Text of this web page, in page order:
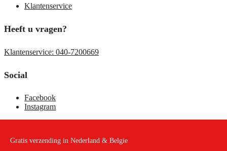
Klantenservice
Heeft u vragen?
Klantenservice: 040-7200669
Social
Facebook
Instagram
Gratis verzending in Nederland & Belgie